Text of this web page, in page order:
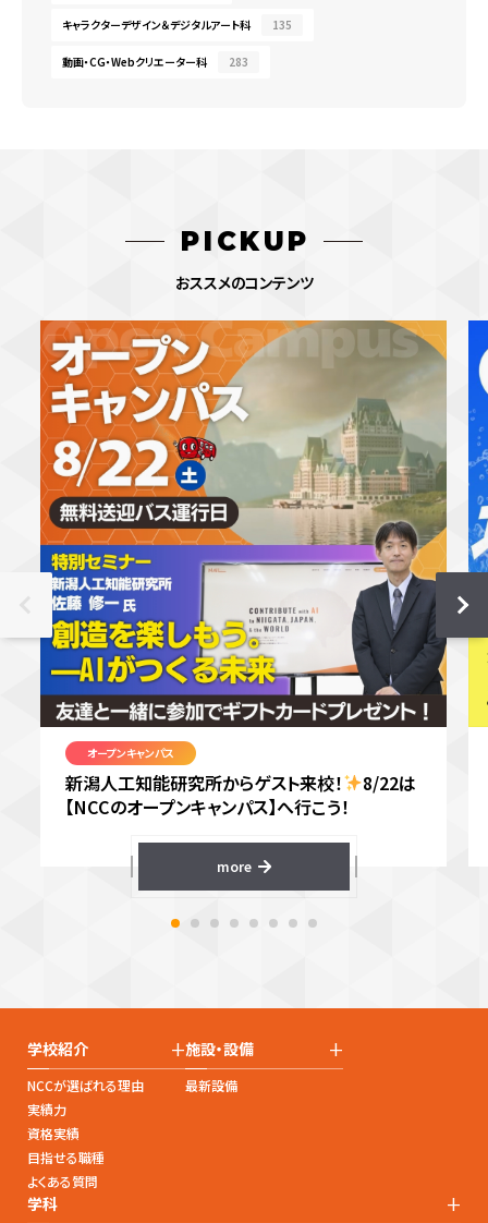
キャラクターデザイン＆デジタルアート科 135
動画・CG・Webクリエーター科 283
PICKUP
おススメのコンテンツ
オープンキャンパス
新潟人工知能研究所からゲスト来校！
8/22は
【NCCのオープンキャンパス】へ行こう！
more
学校紹介 +
NCCが選ばれる理由
実績力
資格実績
目指せる職種
よくある質問
施設・設備 +
最新設備
学科 +